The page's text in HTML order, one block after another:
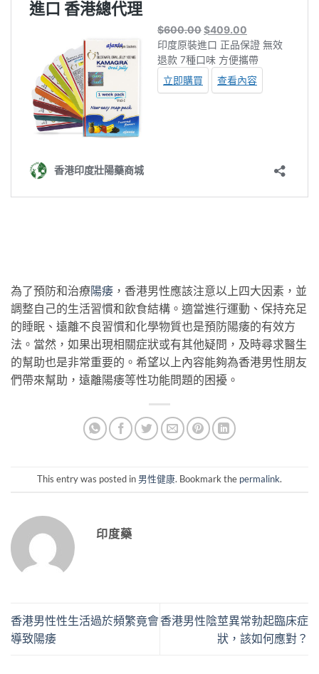
為了預防和治療陽痿 ，香港男性應該注意以上四大因素，並
調整自己的生活習慣和飲食結構。適當進行運動、保持充足
的睡眠、遠離不良習慣和化學物質也是預防陽痿的有效方
法。當然，如果出現相關症狀或有其他疑問，及時尋求醫生
的幫助也是非常重要的。希望以上內容能夠為香港男性朋友
們帶來幫助，遠離陽痿等性功能問題的困擾。
This entry was posted in 男性健康. Bookmark the permalink.
印度藥
香港男性性生活過於頻繁竟會
導致陽痿
香港男性陰莖異常勃起臨床症
狀，該如何應對？